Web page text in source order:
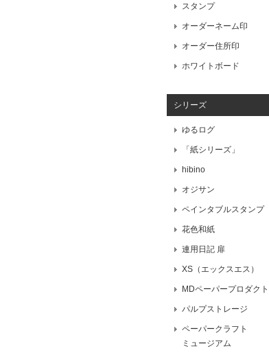
スタンプ
オーダーネーム印
オーダー住所印
ホワイトボード
シリーズ
ゆるログ
「紙シリーズ」
hibino
オジサン
ペインタブルスタンプ
花色和紙
連用日記 扉
XS（エックスエス）
MDペーパープロダクト
パルプストレージ
ペーパークラフト
ミュージアム